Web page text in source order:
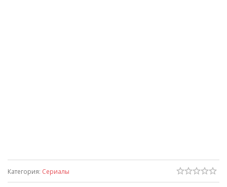
Категория: Сериалы